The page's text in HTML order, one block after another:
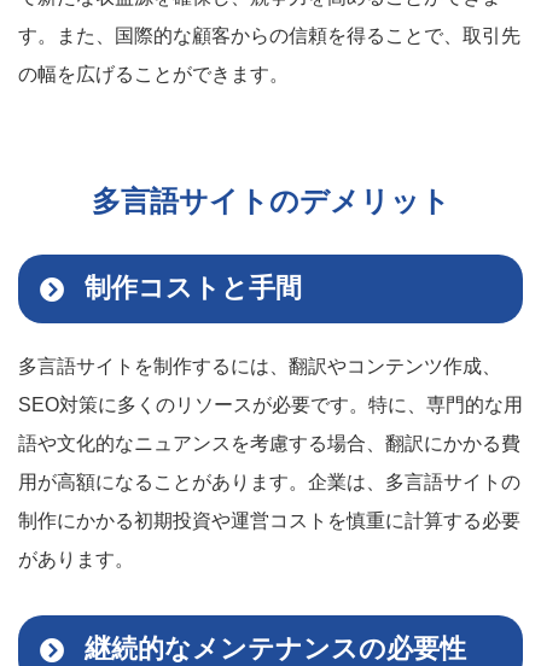
す。また、国際的な顧客からの信頼を得ることで、取引先
の幅を広げることができます。
多言語サイトのデメリット
制作コストと手間
多言語サイトを制作するには、翻訳やコンテンツ作成、
SEO対策に多くのリソースが必要です。特に、専門的な用
語や文化的なニュアンスを考慮する場合、翻訳にかかる費
用が高額になることがあります。企業は、多言語サイトの
制作にかかる初期投資や運営コストを慎重に計算する必要
があります。
継続的なメンテナンスの必要性